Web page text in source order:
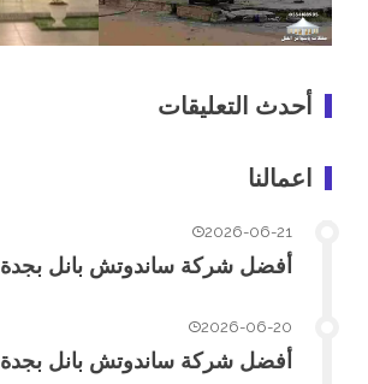
أحدث التعليقات
اعمالنا
2026-06-21
أفضل شركة ساندوتش بانل بجدة
2026-06-20
أفضل شركة ساندوتش بانل بجدة